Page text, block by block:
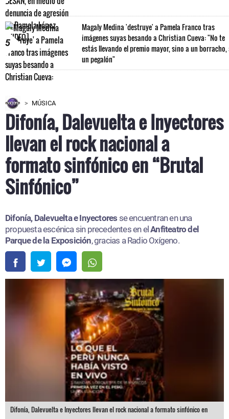
5
Magaly Medina 'destruye' a Pamela Franco tras
imágenes suyas besando a Christian Cueva: "No te
estás llevando el premio mayor, sino a un borracho,
un pegalón"
MÚSICA
Difonía, Dalevuelta e Inyectores
llevan el rock nacional a
formato sinfónico en “Brutal
Sinfónico”
Difonía, Dalevuelta e Inyectores se encuentran en una
propuesta escénica sin precedentes en elAnfiteatro del
Parque de la Exposición, gracias a Radio Oxígeno.
Difonía, Dalevuelta e Inyectores llevan el rock nacional a formato sinfónico en